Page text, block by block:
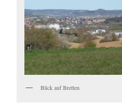
Blick auf Bretten